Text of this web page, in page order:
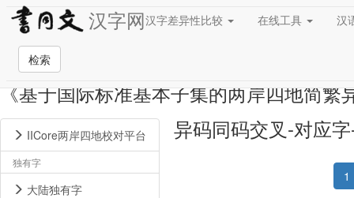
汉字网汉字差异性比较 在线工具 汉
检索
《基于国际标准基本子集的两岸四地简繁
IICore两岸四地校对平台
独有字
大陆独有字
异码同码交叉-对应
1